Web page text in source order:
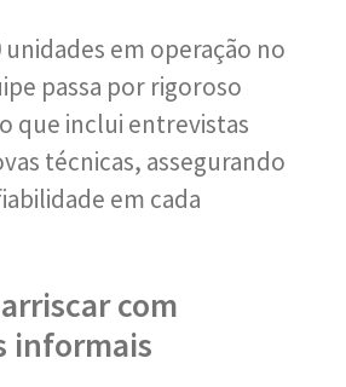
unidades em operação no
passa por rigoroso
que inclui entrevistas
técnicas, assegurando
em cada
com
informais